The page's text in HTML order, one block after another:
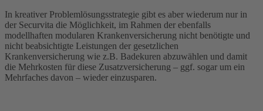
In kreativer Problemlösungsstrategie gibt es aber wiederum nur in
der Securvita die Möglichkeit, im Rahmen der ebenfalls
modellhaften modularen Krankenversicherung nicht benötigte und
nicht beabsichtigte Leistungen der gesetzlichen
Krankenversicherung wie z.B. Badekuren abzuwählen und damit
die Mehrkosten für diese Zusatzversicherung – ggf. sogar um ein
Mehrfaches davon – wieder einzusparen.